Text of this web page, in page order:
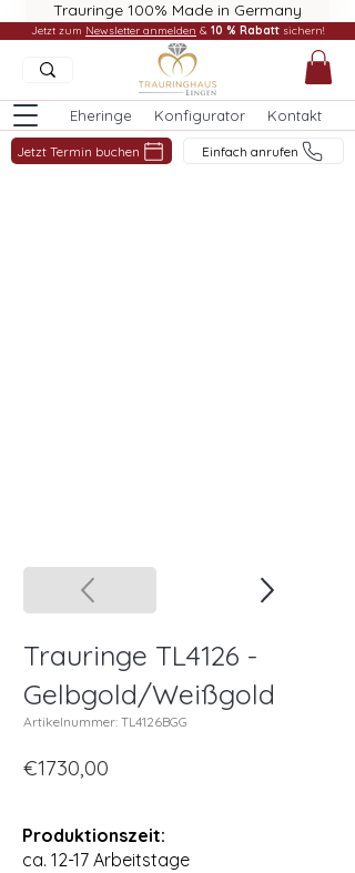
Trauringe 100% Made in Germany
Eheringe Konfigurator Kontakt
Jetzt Termin buchen Einfach anrufen
Jetzt zum Newsletter anmelden & 10 % Rabatt sichern!
Trauringe TL4126 -
Gelbgold/Weißgold
Artikelnummer: TL4126BGG
€1730,00
Produktionszeit:
ca. 12-17 Arbeitstage